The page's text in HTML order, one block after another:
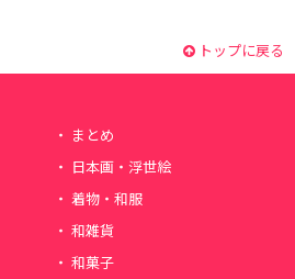
トップに戻る
まとめ
日本画・浮世絵
着物・和服
和雑貨
和菓子